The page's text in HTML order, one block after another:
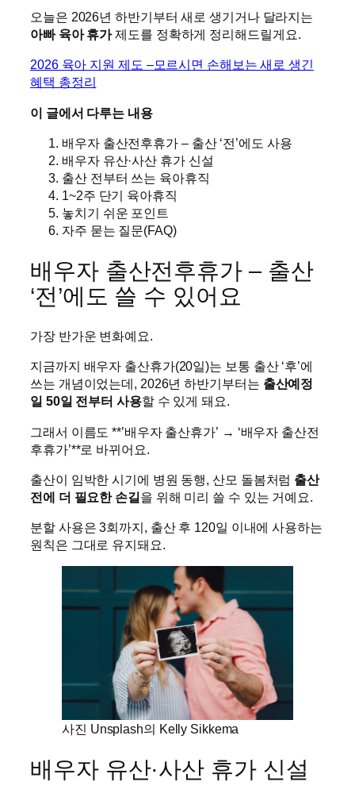
오늘은 2026년 하반기부터 새로 생기거나 달라지는
아빠 육아 휴가제도를 정확하게 정리해드릴게요.
2026 육아 지원 제도 –모르시면 손해보는 새로 생긴
혜택 총정리
이 글에서 다루는 내용
배우자 출산전후휴가 – 출산 ‘전’에도 사용
배우자 유산·사산 휴가 신설
출산 전부터 쓰는 육아휴직
1~2주 단기 육아휴직
놓치기 쉬운 포인트
자주 묻는 질문(FAQ)
배우자 출산전후휴가 – 출산
‘전’에도 쓸 수 있어요
가장 반가운 변화예요.
지금까지 배우자 출산휴가(20일)는 보통 출산 ‘후’에
쓰는 개념이었는데, 2026년 하반기부터는 출산예정
일 50일 전부터 사용할 수 있게 돼요.
그래서 이름도 **’배우자 출산휴가’ → ‘배우자 출산전
후휴가’**로 바뀌어요.
출산이 임박한 시기에 병원 동행, 산모 돌봄처럼 출산
전에 더 필요한 손길을 위해 미리 쓸 수 있는 거예요.
분할 사용은 3회까지, 출산 후 120일 이내에 사용하는
원칙은 그대로 유지돼요.
사진 Unsplash의 Kelly Sikkema
배우자 유산·사산 휴가 신설